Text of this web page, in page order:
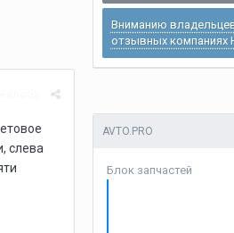
слева
Вниманию
отзывных компаниях
AVTO.PRO
Блок запчастей